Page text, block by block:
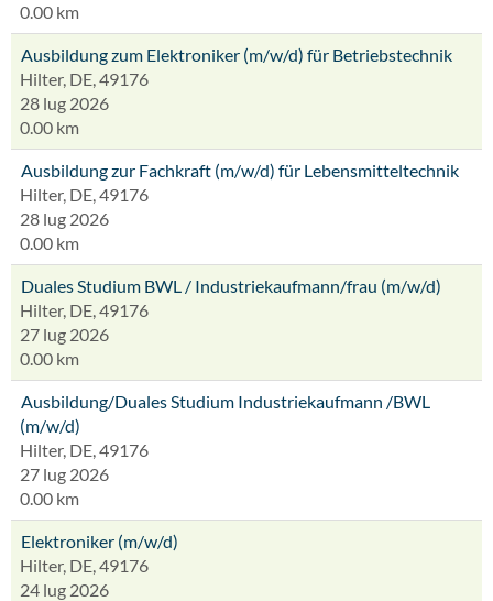
0.00 km
Ausbildung zum Elektroniker (m/w/d) für Betriebstechnik
Hilter, DE, 49176
28 lug 2026
0.00 km
Ausbildung zur Fachkraft (m/w/d) für Lebensmitteltechnik
Hilter, DE, 49176
28 lug 2026
0.00 km
Duales Studium BWL / Industriekaufmann/frau (m/w/d)
Hilter, DE, 49176
27 lug 2026
0.00 km
Ausbildung/Duales Studium Industriekaufmann /BWL
(m/w/d)
Hilter, DE, 49176
27 lug 2026
0.00 km
Elektroniker (m/w/d)
Hilter, DE, 49176
24 lug 2026